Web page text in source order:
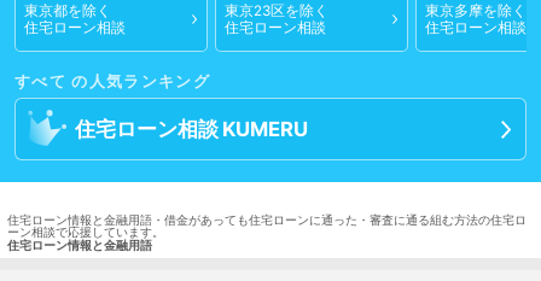
住宅ローン情報と金融用語・借金があっても住宅ローンに通った・審査に通る組む方法の住宅ロ
ーン相談で応援しています。
住宅ローン情報と金融用語
東京都を除く
住宅ローン相談
東京23区を除く
住宅ローン相談
東京多摩を除く
住宅ローン相談
すべて
住宅ローン相談